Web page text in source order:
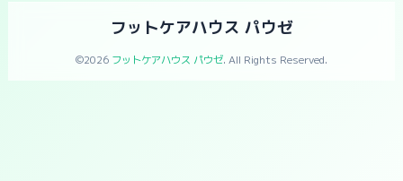
フットケアハウス パウゼ
©2026 フットケアハウス パウゼ. All Rights Reserved.